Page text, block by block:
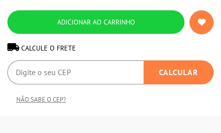
CALCULE O FRETE
NÃO SABE O CEP?